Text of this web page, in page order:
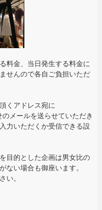
料金、当日発生する料金に
せんので各自ご負担いただ
くアドレス宛に
メールを送らせていただき
力いただくか受信できる設
目的とした企画は男女比の
ない場合も御座います。
い。